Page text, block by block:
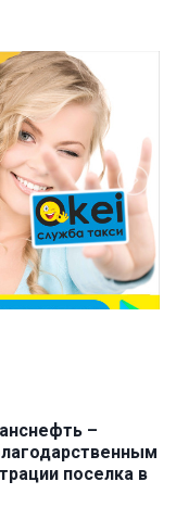
–
поселка в